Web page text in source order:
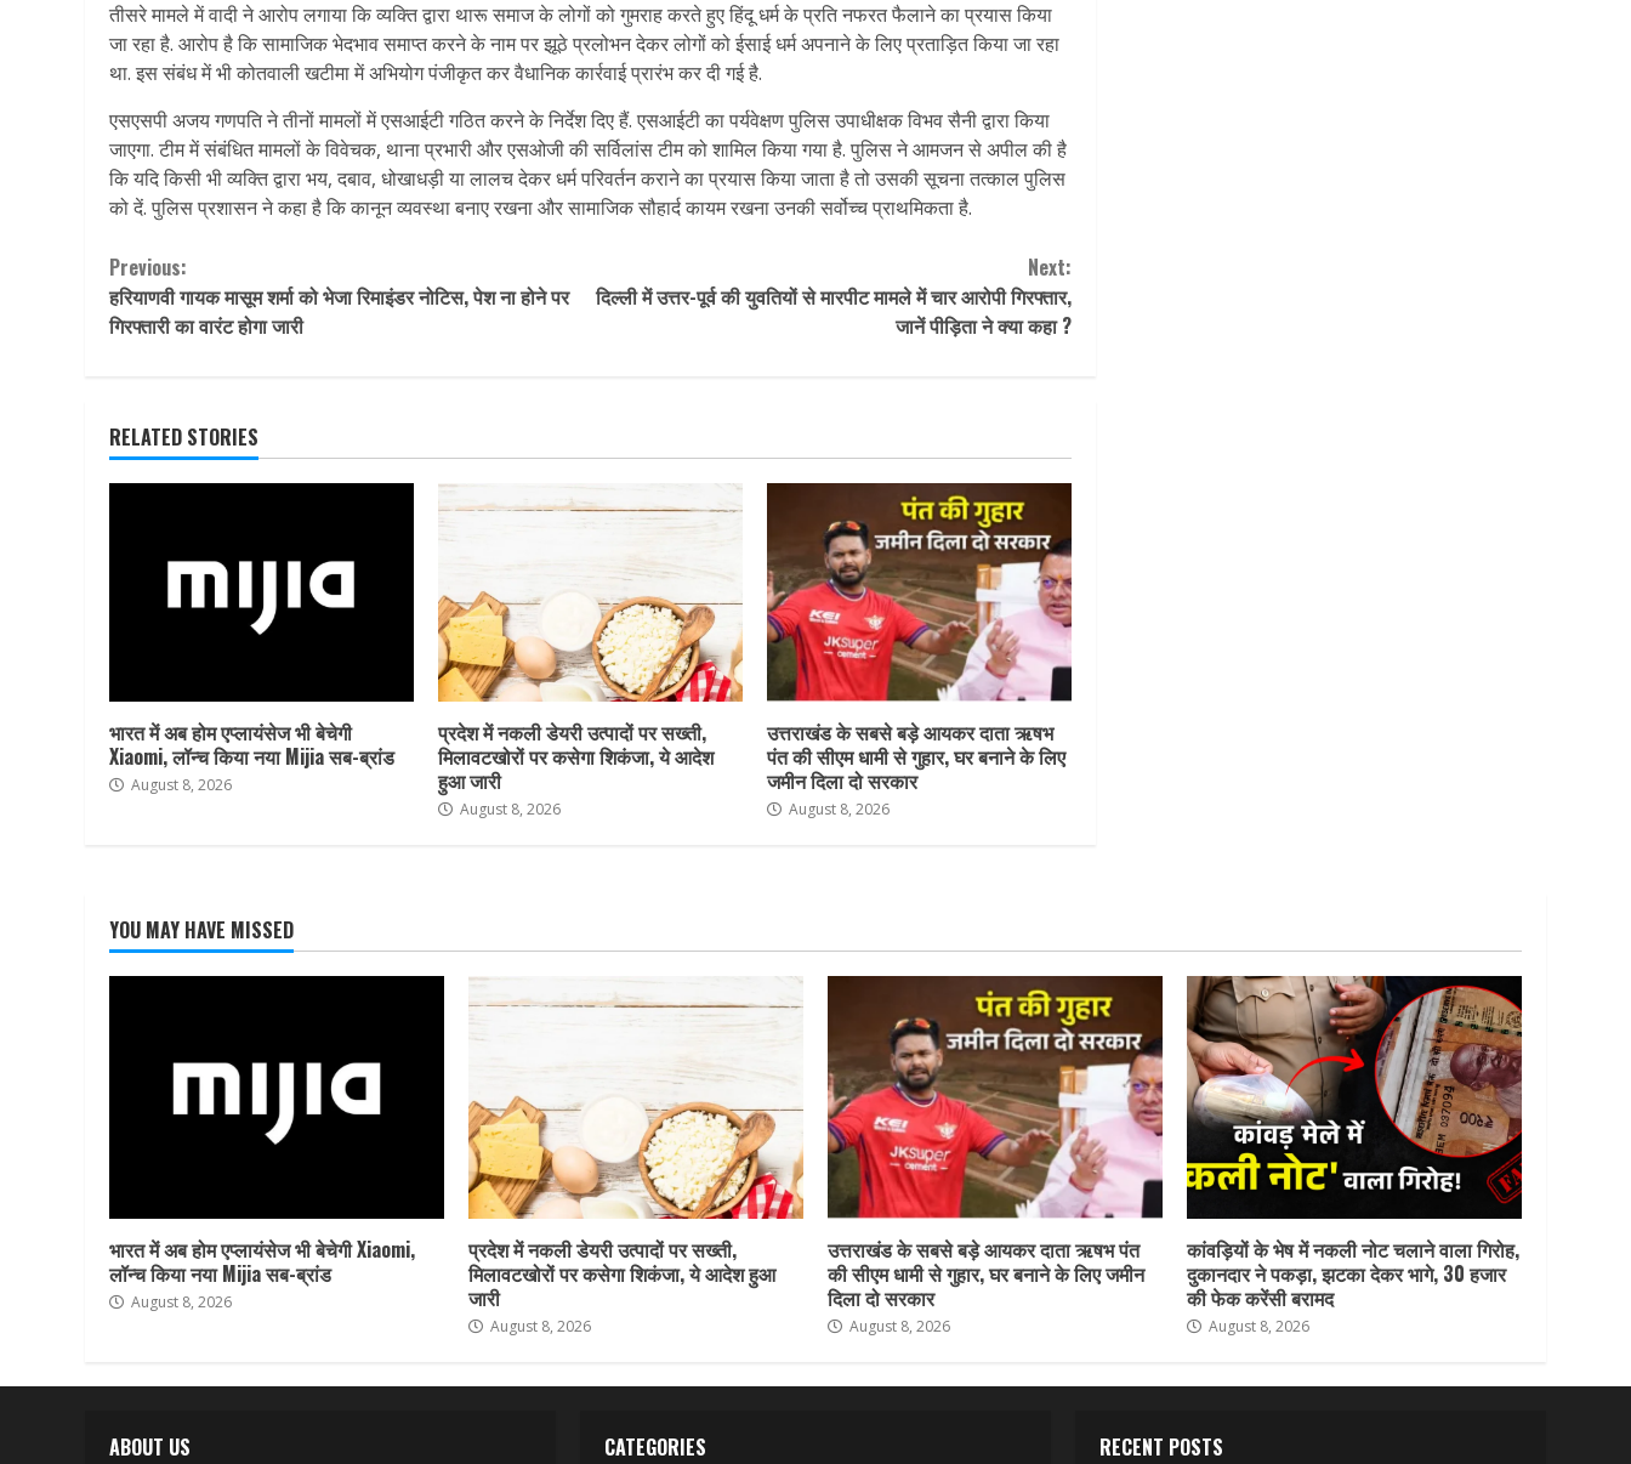
तीसरे मामले में वादी ने आरोप लगाया कि व्यक्ति द्वारा थारू समाज के लोगों को गुमराह करते हुए हिंदू धर्म के प्रति नफरत फैलाने का प्रयास किया
जा रहा है. आरोप है कि सामाजिक भेदभाव समाप्त करने के नाम पर झूठे प्रलोभन देकर लोगों को ईसाई धर्म अपनाने के लिए प्रताड़ित किया जा रहा
था. इस संबंध में भी कोतवाली खटीमा में अभियोग पंजीकृत कर वैधानिक कार्रवाई प्रारंभ कर दी गई है.
एसएसपी अजय गणपति ने तीनों मामलों में एसआईटी गठित करने के निर्देश दिए हैं. एसआईटी का पर्यवेक्षण पुलिस उपाधीक्षक विभव सैनी द्वारा किया
जाएगा. टीम में संबंधित मामलों के विवेचक, थाना प्रभारी और एसओजी की सर्विलांस टीम को शामिल किया गया है. पुलिस ने आमजन से अपील की है
कि यदि किसी भी व्यक्ति द्वारा भय, दबाव, धोखाधड़ी या लालच देकर धर्म परिवर्तन कराने का प्रयास किया जाता है तो उसकी सूचना तत्काल पुलिस
को दें. पुलिस प्रशासन ने कहा है कि कानून व्यवस्था बनाए रखना और सामाजिक सौहार्द कायम रखना उनकी सर्वोच्च प्राथमिकता है.
Continue
Reading
Previous:
हरियाणवी गायक मासूम शर्मा को भेजा रिमाइंडर नोटिस, पेश ना होने पर
गिरफ्तारी का वारंट होगा जारी
Next:
दिल्ली में उत्तर-पूर्व की युवतियों से मारपीट मामले में चार आरोपी गिरफ्तार,
जानें पीड़िता ने क्या कहा ?
RELATED STORIES
भारत में अब होम एप्लायंसेज भी बेचेगी
Xiaomi, लॉन्च किया नया Mijia सब-ब्रांड
August 8, 2026
प्रदेश में नकली डेयरी उत्पादों पर सख्ती,
मिलावटखोरों पर कसेगा शिकंजा, ये आदेश
हुआ जारी
August 8, 2026
उत्तराखंड के सबसे बड़े आयकर दाता ऋषभ
पंत की सीएम धामी से गुहार, घर बनाने के लिए
जमीन दिला दो सरकार
August 8, 2026
YOU MAY HAVE MISSED
भारत में अब होम एप्लायंसेज भी बेचेगी Xiaomi,
लॉन्च किया नया Mijia सब-ब्रांड
August 8, 2026
प्रदेश में नकली डेयरी उत्पादों पर सख्ती,
मिलावटखोरों पर कसेगा शिकंजा, ये आदेश हुआ
जारी
August 8, 2026
उत्तराखंड के सबसे बड़े आयकर दाता ऋषभ पंत
की सीएम धामी से गुहार, घर बनाने के लिए जमीन
दिला दो सरकार
August 8, 2026
कांवड़ियों के भेष में नकली नोट चलाने वाला गिरोह,
दुकानदार ने पकड़ा, झटका देकर भागे, 30 हजार
की फेक करेंसी बरामद
August 8, 2026
ABOUT US CATEGORIES RECENT POSTS